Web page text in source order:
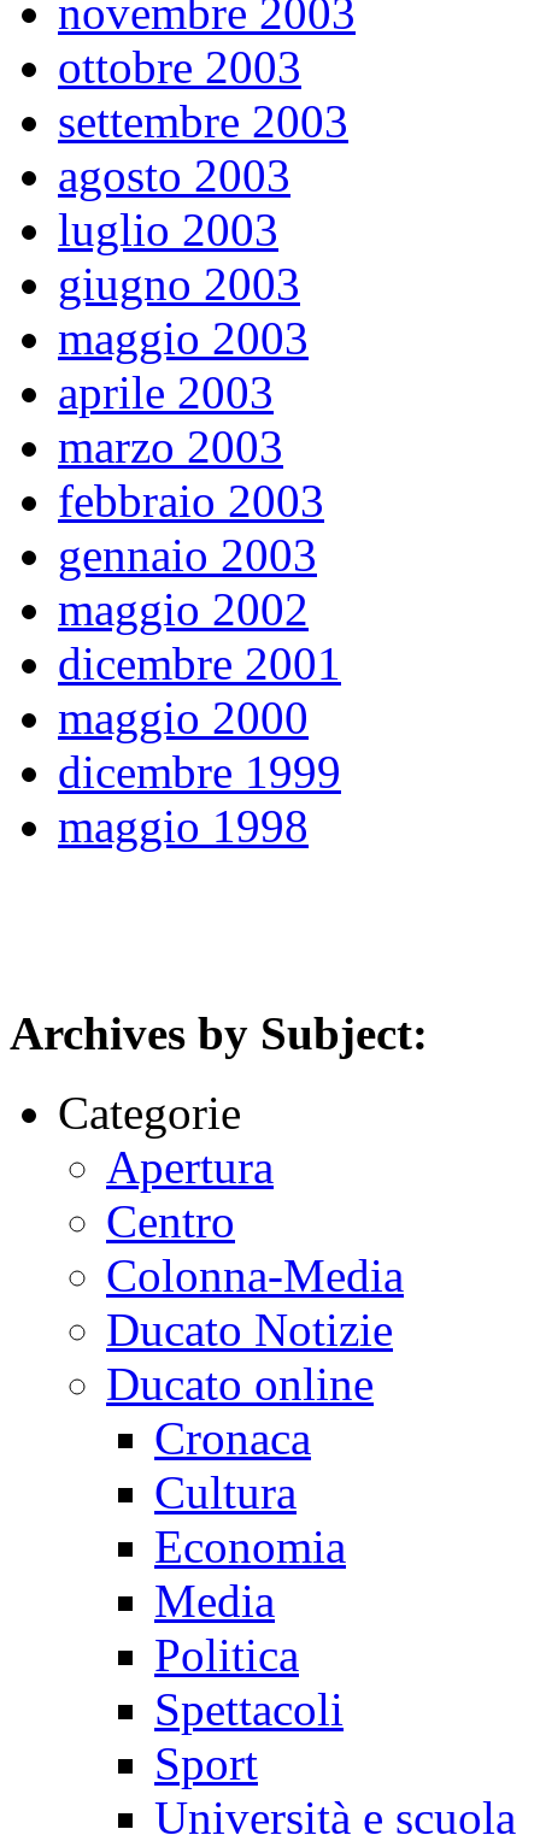
novembre 2003
ottobre 2003
settembre 2003
agosto 2003
luglio 2003
giugno 2003
maggio 2003
aprile 2003
marzo 2003
febbraio 2003
gennaio 2003
maggio 2002
dicembre 2001
maggio 2000
dicembre 1999
maggio 1998
Archives by Subject:
Categorie
Apertura
Centro
Colonna-Media
Ducato Notizie
Ducato online
Cronaca
Cultura
Economia
Media
Politica
Spettacoli
Sport
Università e scuola